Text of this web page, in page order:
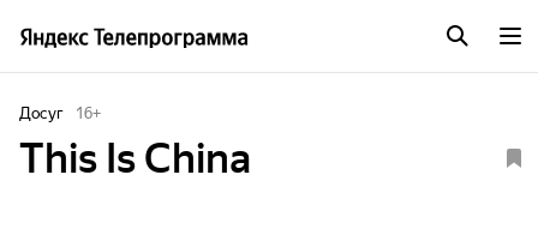
Досуг 16+
This Is China